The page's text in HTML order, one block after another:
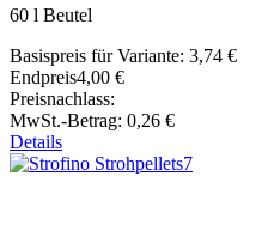
60 l Beutel
Basispreis für Variante: 3,74 €
Endpreis4,00 €
Preisnachlass:
MwSt.-Betrag: 0,26 €
Details